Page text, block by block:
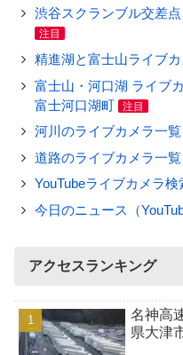
渋谷スクランブル交差
注目
精進湖と富士山ライブ
富士山・河口湖 ライブ
富士河口湖町
注目
河川のライブカメラ一覧
道路のライブカメラ一覧
YouTubeライブカメラ検
今日のニュース（
アクセスランキング
名神高
県大津